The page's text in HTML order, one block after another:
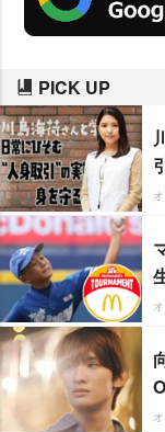
PICK UP